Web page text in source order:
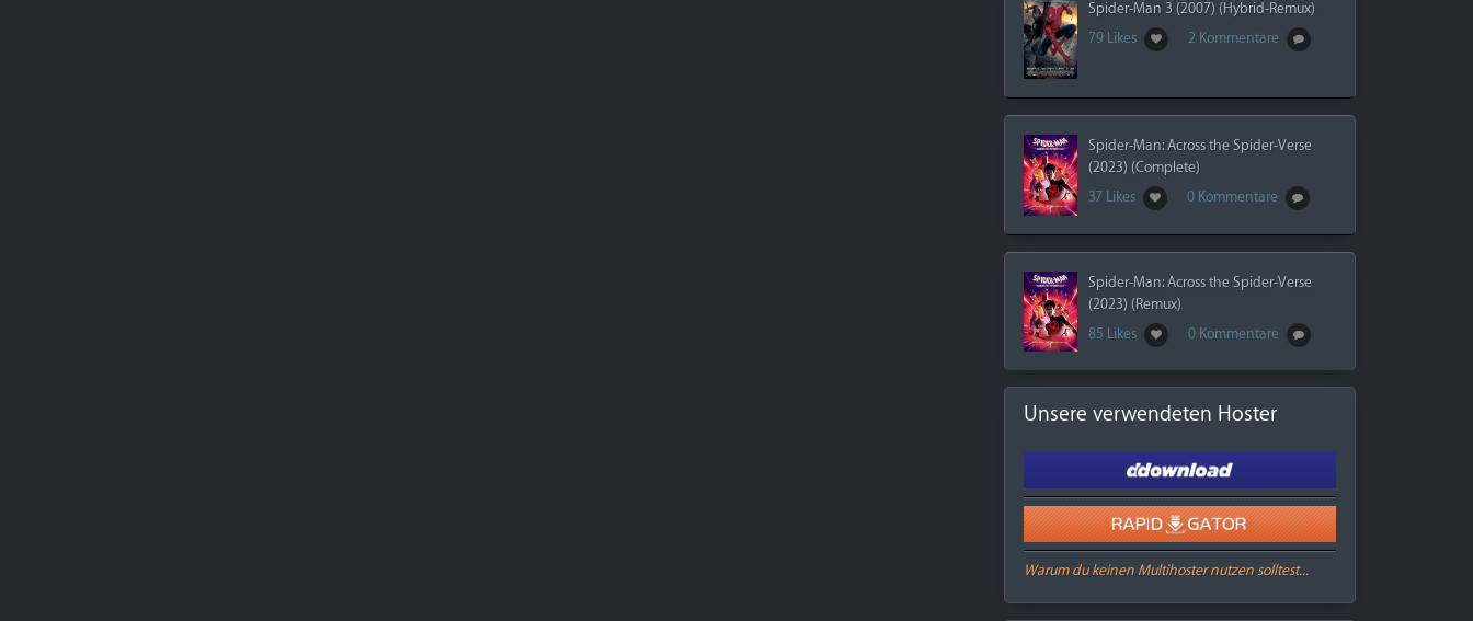
Spider-Man 3 (2007) (Hybrid-Remux)
79 Likes
2 Kommentare
Spider-Man: Across the Spider-Verse
(2023) (Complete)
37 Likes
0 Kommentare
Spider-Man: Across the Spider-Verse
(2023) (Remux)
85 Likes
0 Kommentare
Unsere verwendeten Hoster
Warum du keinen Multihoster nutzen solltest...